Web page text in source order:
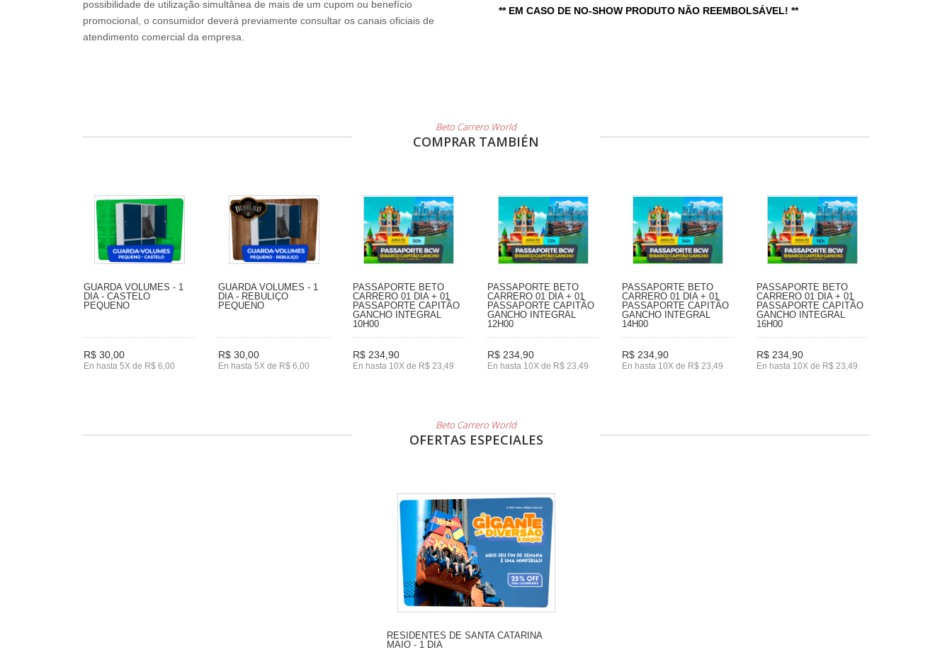
possibilidade de utilização simultânea de mais de um cupom ou benefício
promocional, o consumidor deverá previamente consultar os canais oficiais de
atendimento comercial da empresa.
** EM CASO DE NO-SHOW PRODUTO NÃO REEMBOLSÁVEL! **
Beto Carrero World
COMPRAR TAMBIÉN
GUARDA VOLUMES - 1
DIA - CASTELO
PEQUENO
R$ 30,00
En hasta 5X de R$ 6,00
GUARDA VOLUMES - 1
DIA - REBULIÇO
PEQUENO
R$ 30,00
En hasta 5X de R$ 6,00
PASSAPORTE BETO
CARRERO 01 DIA + 01
PASSAPORTE CAPITÃO
GANCHO INTEGRAL
10H00
R$ 234,90
En hasta 10X de R$ 23,49
PASSAPORTE BETO
CARRERO 01 DIA + 01
PASSAPORTE CAPITÃO
GANCHO INTEGRAL
12H00
R$ 234,90
En hasta 10X de R$ 23,49
PASSAPORTE BETO
CARRERO 01 DIA + 01
PASSAPORTE CAPITÃO
GANCHO INTEGRAL
14H00
R$ 234,90
En hasta 10X de R$ 23,49
PASSAPORTE BETO
CARRERO 01 DIA + 01
PASSAPORTE CAPITÃO
GANCHO INTEGRAL
16H00
R$ 234,90
En hasta 10X de R$ 23,49
Beto Carrero World
OFERTAS ESPECIALES
RESIDENTES DE SANTA CATARINA
MAIO - 1 DIA